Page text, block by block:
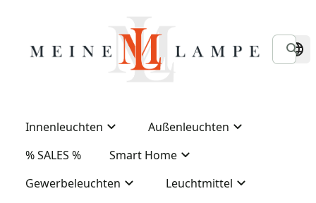
Innenleuchten
Außenleuchten
% SALES %
Smart Home
Gewerbeleuchten
Leuchtmittel